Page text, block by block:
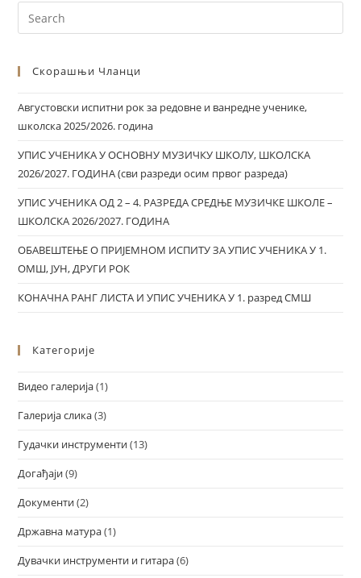
Скорашњи Чланци
Августовски испитни рок за редовне и ванредне ученике,
школска 2025/2026. година
УПИС УЧЕНИКА У ОСНОВНУ МУЗИЧКУ ШКОЛУ, ШКОЛСКА
2026/2027. ГОДИНА (сви разреди осим првог разреда)
УПИС УЧЕНИКА ОД 2 – 4. РАЗРЕДА СРЕДЊЕ МУЗИЧКЕ ШКОЛЕ –
ШКОЛСКА 2026/2027. ГОДИНА
ОБАВЕШТЕЊЕ О ПРИЈЕМНОМ ИСПИТУ ЗА УПИС УЧЕНИКА У 1.
ОМШ, ЈУН, ДРУГИ РОК
КОНАЧНА РАНГ ЛИСТА И УПИС УЧЕНИКА У 1. разред СМШ
Категорије
Видео галерија(1)
Галерија слика(3)
Гудачки инструменти(13)
Догађаји(9)
Документи(2)
Државна матура(1)
Дувачки инструменти и гитара(6)